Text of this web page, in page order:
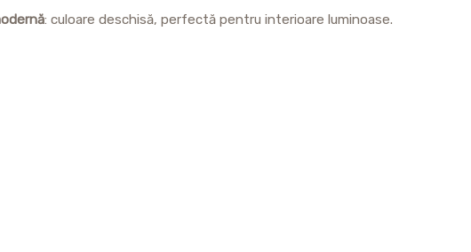
: culoare deschisă, perfectă pentru interioare luminoase.